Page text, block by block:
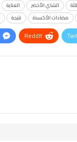
الشاي الأخضر العناية
مضادات الأكسدة نتيجة
ReddIt